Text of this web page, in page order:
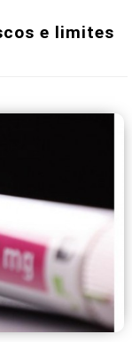
e limites